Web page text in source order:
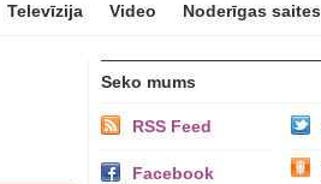
Televīzija Video Noderīgas saites
Seko mums
RSS Feed
Facebook